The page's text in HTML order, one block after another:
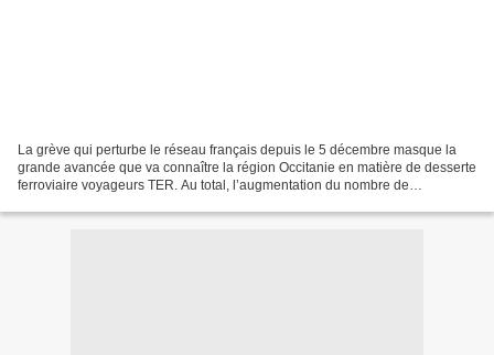
La grève qui perturbe le réseau français depuis le 5 décembre masque la
grande avancée que va connaître la région Occitanie en matière de desserte
ferroviaire voyageurs TER. Au total, l’augmentation du nombre de